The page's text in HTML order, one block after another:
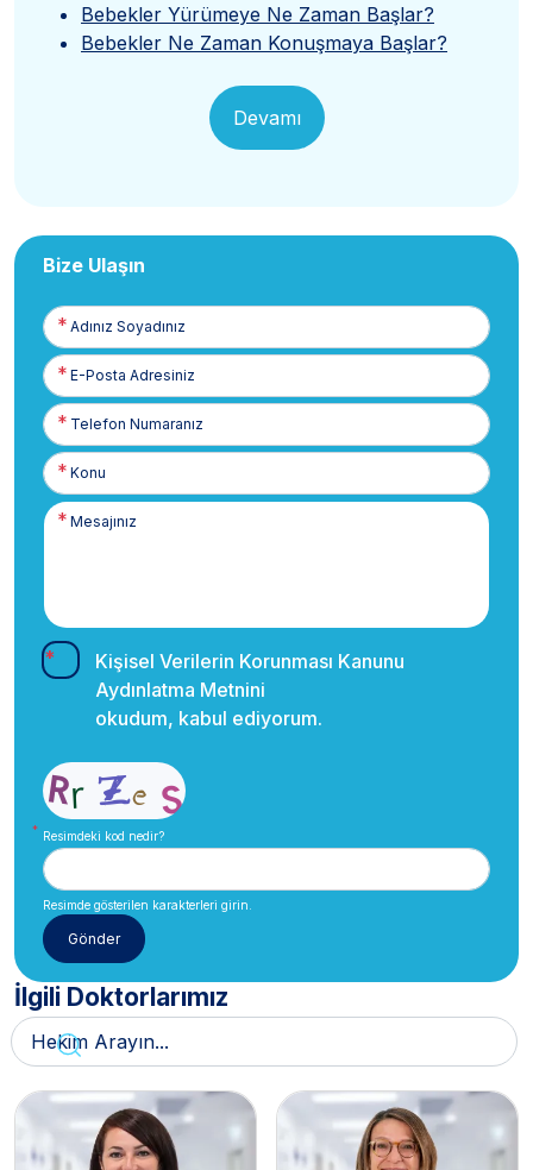
Bebekler Yürümeye Ne Zaman Başlar?
Bebekler Ne Zaman Konuşmaya Başlar?
Devamı
Bize Ulaşın
Adınız
Soyadınız
E-
Posta
Telefon
Numaranız
Kişisel Verilerin Korunması Kanunu
Aydınlatma Metnini
okudum, kabul ediyorum.
Resimdeki kod nedir?
Resimde gösterilen karakterleri girin.
İlgili Doktorlarımız